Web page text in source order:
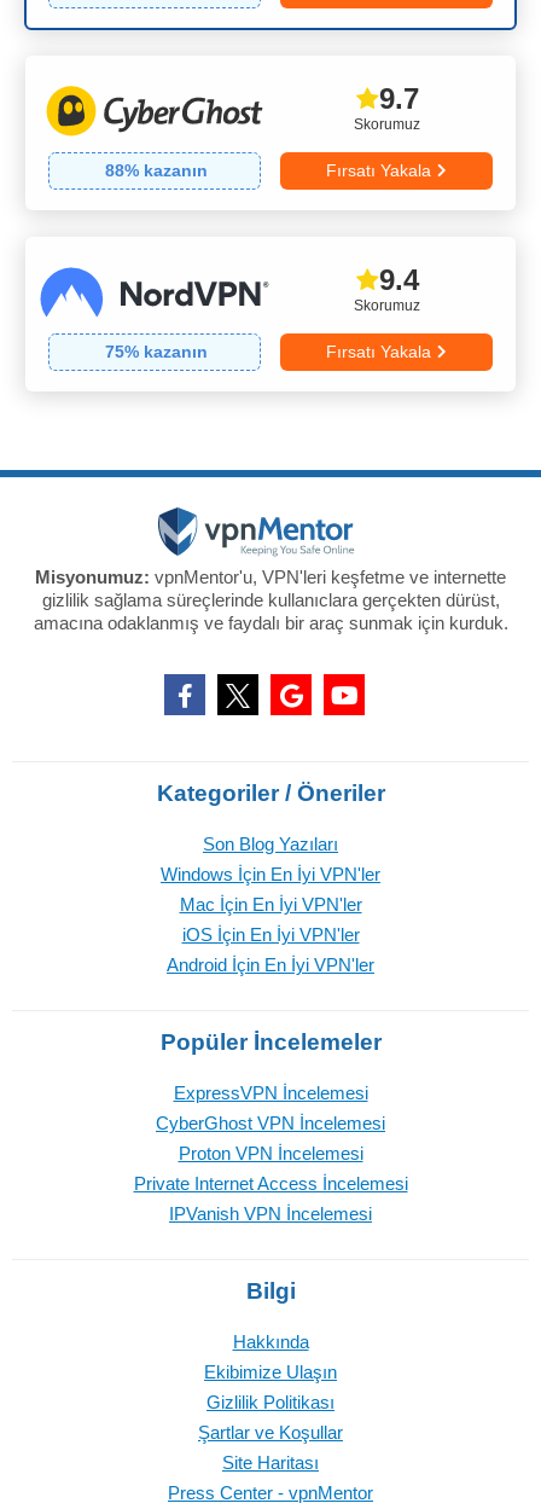
Skorumuz
9.7
88% kazanın Fırsatı Yakala
Skorumuz
9.4
75% kazanın Fırsatı Yakala
Misyonumuz: vpnMentor'u, VPN'leri keşfetme ve internette
gizlilik sağlama süreçlerinde kullanıclara gerçekten dürüst,
amacına odaklanmış ve faydalı bir araç sunmak için kurduk.
Kategoriler / Öneriler
Son Blog Yazıları
Windows İçin En İyi VPN'ler
Mac İçin En İyi VPN'ler
iOS İçin En İyi VPN'ler
Android İçin En İyi VPN'ler
Popüler İncelemeler
ExpressVPN İncelemesi
CyberGhost VPN İncelemesi
Proton VPN İncelemesi
Private Internet Access İncelemesi
IPVanish VPN İncelemesi
Bilgi
Hakkında
Ekibimize Ulaşın
Gizlilik Politikası
Şartlar ve Koşullar
Site Haritası
Press Center - vpnMentor